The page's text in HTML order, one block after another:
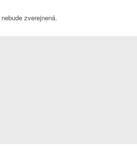
zverejnená.